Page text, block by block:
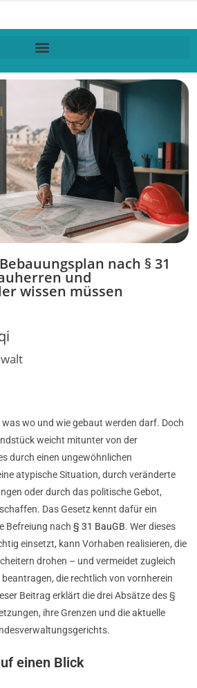
nach § 31
und
wissen müssen
wo und wie gebaut werden darf. Doch
weicht mitunter von der
durch einen ungewöhnlichen
atypische Situation, durch veränderte
oder durch das politische Gebot,
Das Gesetz kennt dafür ein
Befreiung nach § 31 BauGB. Wer dieses
einsetzt, kann Vorhaben realisieren, die
drohen – und vermeidet zugleich
die rechtlich von vornherein
Beitrag erklärt die drei Absätze des §
ihre Grenzen und die aktuelle
einen Blick